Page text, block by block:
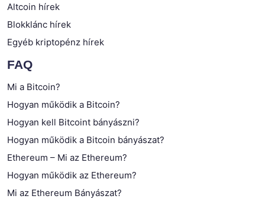
Altcoin hírek
Blokklánc hírek
Egyéb kriptopénz hírek
FAQ
Mi a Bitcoin?
Hogyan működik a Bitcoin?
Hogyan kell Bitcoint bányászni?
Hogyan működik a Bitcoin bányászat?
Ethereum – Mi az Ethereum?
Hogyan működik az Ethereum?
Mi az Ethereum Bányászat?